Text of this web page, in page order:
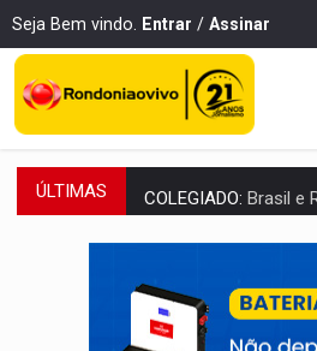
Seja Bem vindo. Entrar / Assinar
ÚLTIMAS COLEGIADO: Brasil e
URGENTE:Colisão entre
ENCONTRO:Amazônia
PREVISÃO:Porto Velho